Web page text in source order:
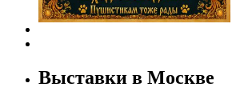
Выставки в Москве